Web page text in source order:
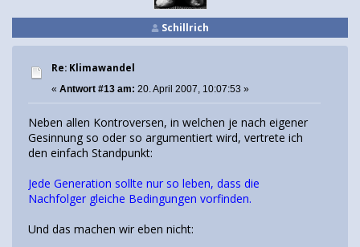
Schillrich
Re: Klimawandel
« Antwort #13 am: 20. April 2007, 10:07:53 »
Neben allen Kontroversen, in welchen je nach eigener
Gesinnung so oder so argumentiert wird, vertrete ich
den einfach Standpunkt:
Jede Generation sollte nur so leben, dass die
Nachfolger gleiche Bedingungen vorfinden.
Und das machen wir eben nicht: